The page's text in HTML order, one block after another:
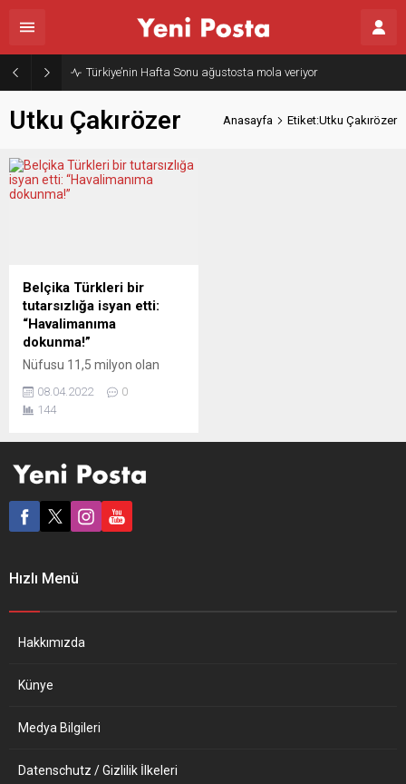
Türkiye’nin Hafta Sonu ağustosta mola veriyor
Utku Çakırözer Anasayfa Etiket:Utku Çakırözer
Belçika Türkleri bir
tutarsızlığa isyan etti:
“Havalimanıma
dokunma!”
Nüfusu 11,5 milyon olan
yaklaşık 250 bin Türk
yaşamakta. Bu Türklerin
büyük bir işbilmezliğin
memleketlerinde oynanan
bir “havalimanı oyunu” var
aklımıza Emirdağ gelir
08.04.2022
0
144
Hızlı Menü
Hakkımızda
Künye
Medya Bilgileri
Datenschutz / Gizlilik İlkeleri